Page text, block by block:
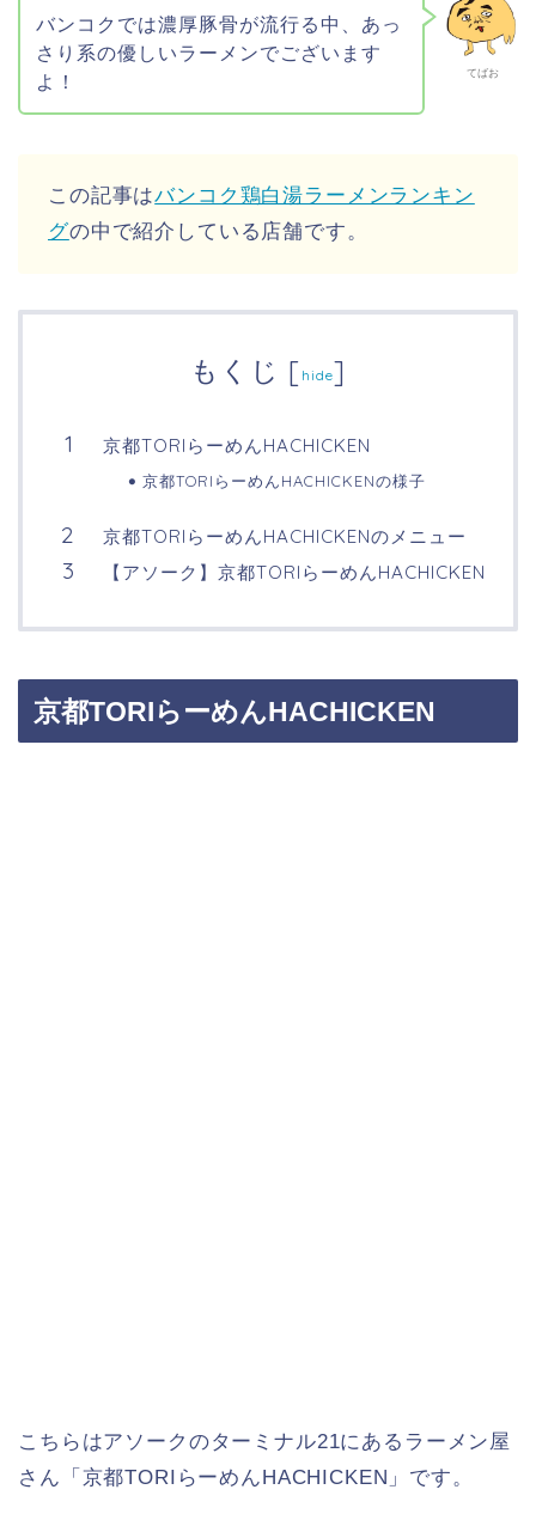
てばお
バンコクでは濃厚豚骨が流行る中、あっ
さり系の優しいラーメンでございます
よ！
この記事はバンコク鶏白湯ラーメンランキン
グの中で紹介している店舗です。
もくじ [ hide]
京都TORIらーめんHACHICKEN
京都TORIらーめんHACHICKENの様子
京都TORIらーめんHACHICKENのメニュー
【アソーク】京都TORIらーめんHACHICKEN
京都TORIらーめんHACHICKEN
こちらはアソークのターミナル21にあるラーメン屋
さん「京都TORIらーめんHACHICKEN」です。